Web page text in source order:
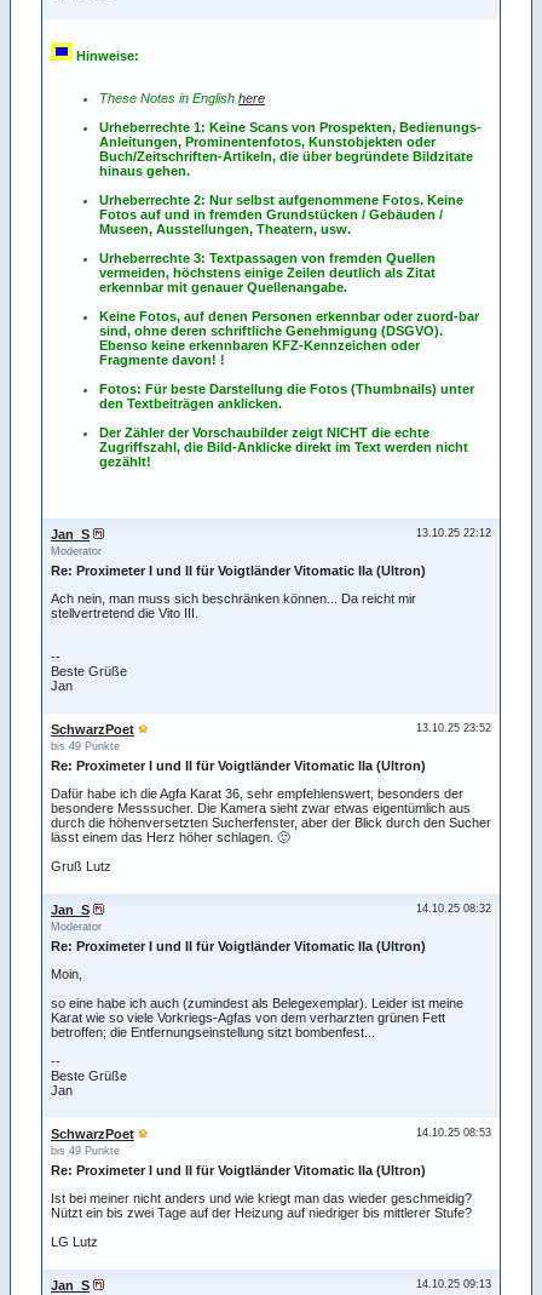
Hinweise:
These Notes in English here
Urheberrechte 1: Keine Scans von Prospekten, Bedienungs-
Anleitungen, Prominentenfotos, Kunstobjekten oder
Buch/Zeitschriften-Artikeln, die über begründete Bildzitate
hinaus gehen.
Urheberrechte 2: Nur selbst aufgenommene Fotos. Keine
Fotos auf und in fremden Grundstücken / Gebäuden /
Museen, Ausstellungen, Theatern, usw.
Urheberrechte 3: Textpassagen von fremden Quellen
vermeiden, höchstens einige Zeilen deutlich als Zitat
erkennbar mit genauer Quellenangabe.
Keine Fotos, auf denen Personen erkennbar oder zuord-bar
sind, ohne deren schriftliche Genehmigung (DSGVO).
Ebenso keine erkennbaren KFZ-Kennzeichen oder
Fragmente davon! !
Fotos: Für beste Darstellung die Fotos (Thumbnails) unter
den Textbeiträgen anklicken.
Der Zähler der Vorschaubilder zeigt NICHT die echte
Zugriffszahl, die Bild-Anklicke direkt im Text werden nicht
gezählt!
13.10.25 22:12
Jan_S
Moderator
Re: Proximeter I und II für Voigtländer Vitomatic IIa (Ultron)
Ach nein, man muss sich beschränken können... Da reicht mir
stellvertretend die Vito III.
--
Beste Grüße
Jan
13.10.25 23:52
SchwarzPoet
bis 49 Punkte
Re: Proximeter I und II für Voigtländer Vitomatic IIa (Ultron)
Dafür habe ich die Agfa Karat 36, sehr empfehlenswert, besonders der
besondere Messsucher. Die Kamera sieht zwar etwas eigentümlich aus
durch die höhenversetzten Sucherfenster, aber der Blick durch den Sucher
lässt einem das Herz höher schlagen. 🙂
Gruß Lutz
14.10.25 08:32
Jan_S
Moderator
Re: Proximeter I und II für Voigtländer Vitomatic IIa (Ultron)
Moin,
so eine habe ich auch (zumindest als Belegexemplar). Leider ist meine
Karat wie so viele Vorkriegs-Agfas von dem verharzten grünen Fett
betroffen; die Entfernungseinstellung sitzt bombenfest...
--
Beste Grüße
Jan
14.10.25 08:53
SchwarzPoet
bis 49 Punkte
Re: Proximeter I und II für Voigtländer Vitomatic IIa (Ultron)
Ist bei meiner nicht anders und wie kriegt man das wieder geschmeidig?
Nützt ein bis zwei Tage auf der Heizung auf niedriger bis mittlerer Stufe?
LG Lutz
14.10.25 09:13
Jan_S